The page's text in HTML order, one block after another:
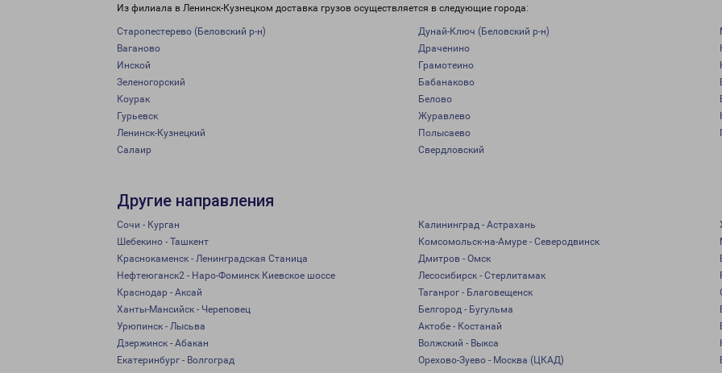
Из филиала в Ленинск-Кузнецком доставка грузов осуществляется в следующие города:
Старопестерево (Беловский р-н) Дунай-Ключ (Беловский р-н)
Ваганово
Драченино
Инской
Грамотеино
Зеленогорский
Бабанаково
Коурак
Белово
Гурьевск
Журавлево
Ленинск-Кузнецкий
Полысаево
Салаир
Свердловский
Другие направления
Сочи - Курган Калининград - Астрахань
Шебекино - Ташкент
Комсомольск-на-Амуре - Северодвинск
Краснокаменск - Ленинградская Станица
Дмитров - Омск
Нефтеюганск2 - Наро-Фоминск Киевское шоссе
Лесосибирск - Стерлитамак
Краснодар - Аксай
Таганрог - Благовещенск
Ханты-Мансийск - Череповец
Белгород - Бугульма
Урюпинск - Лысьва
Актобе - Костанай
Дзержинск - Абакан
Волжский - Выкса
Екатеринбург - Волгоград
Орехово-Зуево - Москва (ЦКАД)